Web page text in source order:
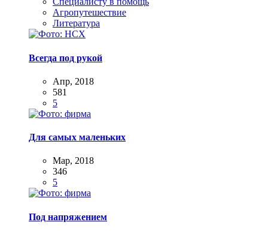
Агропутешествие
Литература
Всегда под рукой
Апр, 2018
581
5
Для самых маленьких
Мар, 2018
346
5
Под напряжением